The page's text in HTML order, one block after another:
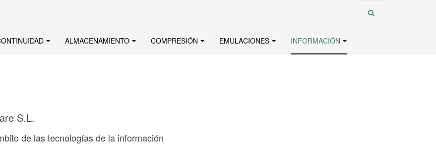
ALMACENAMIENTO COMPRESIÓN EMULACIONES INFORMACIÓN
S.L.
de las tecnologías de la información